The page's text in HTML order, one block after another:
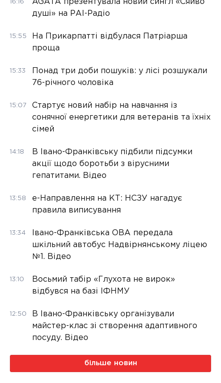
16:16
AGATA презентувала новий сингл «Сяйво
душі» на РАІ-Радіо
15:55
На Прикарпатті відбулася Патріарша
проща
15:33
Понад три доби пошуків: у лісі розшукали
76-річного чоловіка
15:07
Стартує новий набір на навчання із
сонячної енергетики для ветеранів та їхніх
сімей
14:18
В Івано-Франківську підбили підсумки
акції щодо боротьби з вірусними
гепатитами. Відео
13:58
е-Направлення на КТ: НСЗУ нагадує
правила виписування
13:34
Івано-Франківська ОВА передала
шкільний автобус Надвірнянському ліцею
№1. Відео
13:10
Восьмий табір «Глухота не вирок»
відбувся на базі ІФНМУ
12:50
В Івано-Франківську організували
майстер-клас зі створення адаптивного
посуду. Відео
більше новин